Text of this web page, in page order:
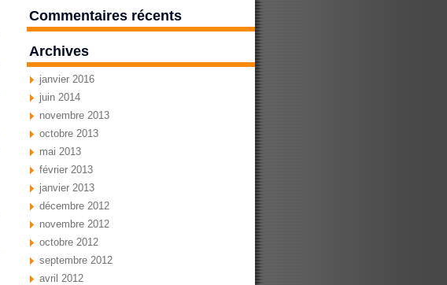
Commentaires récents
Archives
janvier 2016
juin 2014
novembre 2013
octobre 2013
mai 2013
février 2013
janvier 2013
décembre 2012
novembre 2012
octobre 2012
septembre 2012
avril 2012